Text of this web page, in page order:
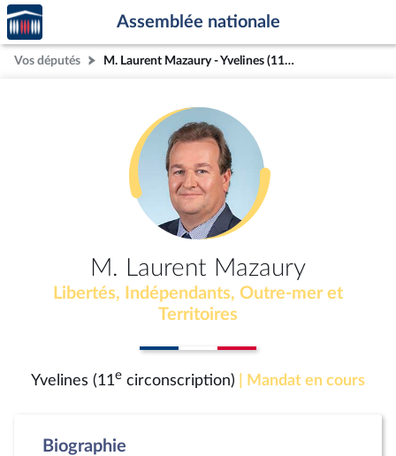
Aller au contenu
Aller en bas de la page
Accèder
à la
page
d'accueil
Assemblée nationale
Vos députés M. Laurent Mazaury - Yvelines (11e circonscription)
M. Laurent Mazaury
Libertés, Indépendants, Outre-mer et
Territoires
Yvelines (11e circonscription) | Mandat en cours
Biographie